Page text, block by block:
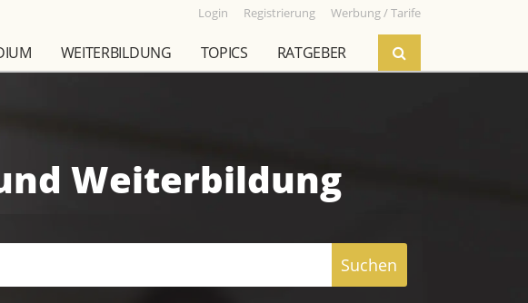
Login Registrierung Werbung / Tarife
WEITERBILDUNG TOPICS RATGEBER
Weiterbildung
Suchen